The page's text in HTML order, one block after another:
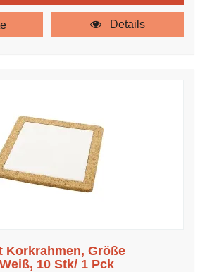
Details
Korkrahmen, Größe
10 Stk/ 1 Pck